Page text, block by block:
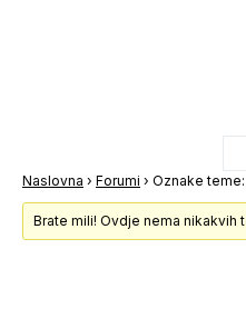
Naslovna › Forumi › Oznake
Brate mili! Ovdje nema nikakvih